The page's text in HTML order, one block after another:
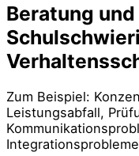
Beratung
Zum Beispiel:
Leistungsabfall,
Integrationsprobleme